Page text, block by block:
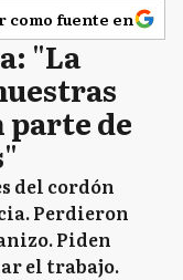
como fuente en
"La
parte de
del cordón
Perdieron
Piden
el trabajo.